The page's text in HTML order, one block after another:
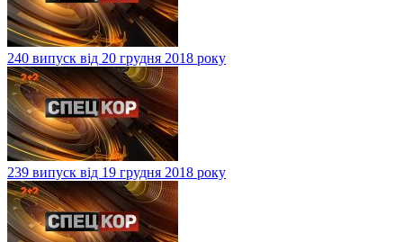
240 випуск від 20 грудня 2018 року
239 випуск від 19 грудня 2018 року